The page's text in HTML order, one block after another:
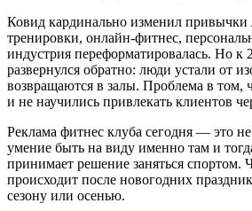
Ковид кардинально изменил
тренировки, онлайн-фитнес,
индустрия переформатировалась. Но к
развернулся обратно: люди устали от
возвращаются в залы. Проблема в том,
и не научились привлекать клиентов
Реклама фитнес клуба сегодня — это
умение быть на виду именно там и
принимает решение заняться спортом.
происходит после новогодних
сезону или осенью.